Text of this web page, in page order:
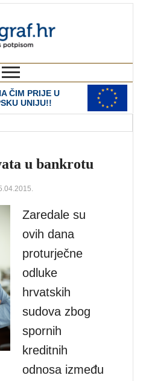
ČIM PRIJE U
UNIJU!!
u bankrotu
Zaredale su
ovih dana
proturječne
odluke
hrvatskih
sudova zbog
spornih
kreditnih
odnosa između